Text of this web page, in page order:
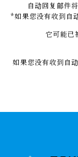
自动回复邮件
*如果您没有收到自
它可能已
如果您没有收到自